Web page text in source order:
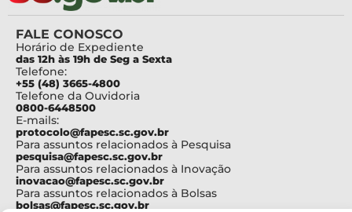
FALE CONOSCO
Horário de Expediente
das 12h às 19h de Seg a Sexta
Telefone:
+55 (48) 3665-4800
Telefone da Ouvidoria
0800-6448500
E-mails:
protocolo@fapesc.sc.gov.br
Para assuntos relacionados à Pesquisa
pesquisa@fapesc.sc.gov.br
Para assuntos relacionados à Inovação
inovacao@fapesc.sc.gov.br
Para assuntos relacionados à Bolsas
bolsas@fapesc.sc.gov.br